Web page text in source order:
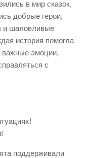
в мир сказок,
добрые герои,
и шаловливые
история помогла
важные эмоции,
с
поддерживали